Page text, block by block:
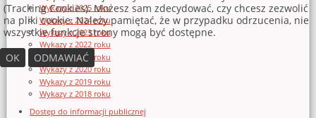
Wykazy z 2025 roku
Wykazy z 2024 roku
Wykazy z 2023 roku
Wykazy z 2022 roku
Wykazy z 2021 roku
Wykazy z 2020 roku
Wykazy z 2019 roku
Wykazy z 2018 roku
Dostęp do informacji publicznej
(Tracking Cookies). Możesz sam zdecydować, czy chcesz zezwolić
na pliki cookie. Należy pamiętać, że w przypadku odrzucenia, nie
wszystkie funkcje strony mogą być dostępne.
OK
ODMAWIAĆ